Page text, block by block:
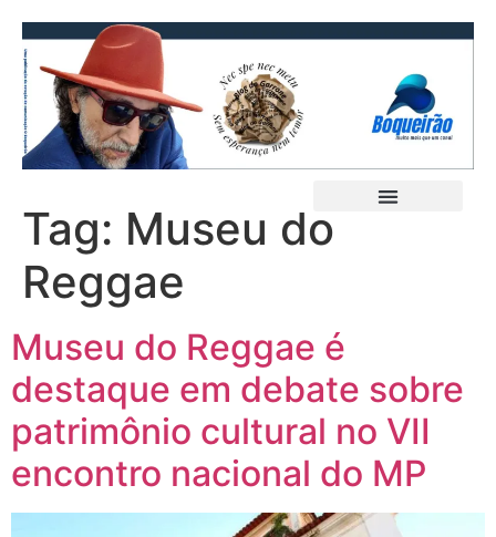
Tag: Museu do
Reggae
Museu do Reggae é
destaque em debate sobre
patrimônio cultural no VII
encontro nacional do MP